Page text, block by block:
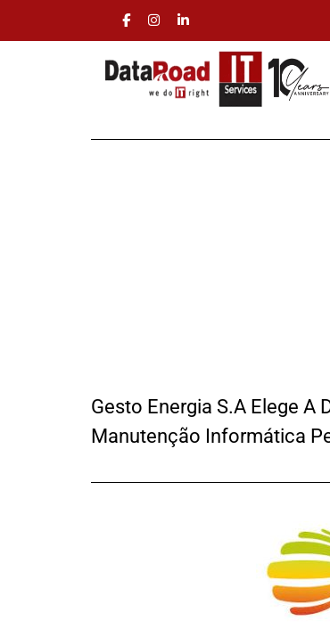
Gesto Energia S.A Elege
Manutenção Informática